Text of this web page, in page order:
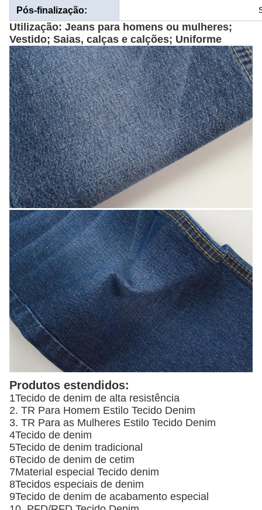
Pós-finalização:
Utilização: Jeans para homens ou mulheres;
Vestido; Saias, calças e calções; Uniforme
Produtos estendidos:
1Tecido de denim de alta resistência
2. TR Para Homem Estilo Tecido Denim
3. TR Para as Mulheres Estilo Tecido Denim
4Tecido de denim
5Tecido de denim tradicional
6Tecido de denim de cetim
7Material especial Tecido denim
8Tecidos especiais de denim
9Tecido de denim de acabamento especial